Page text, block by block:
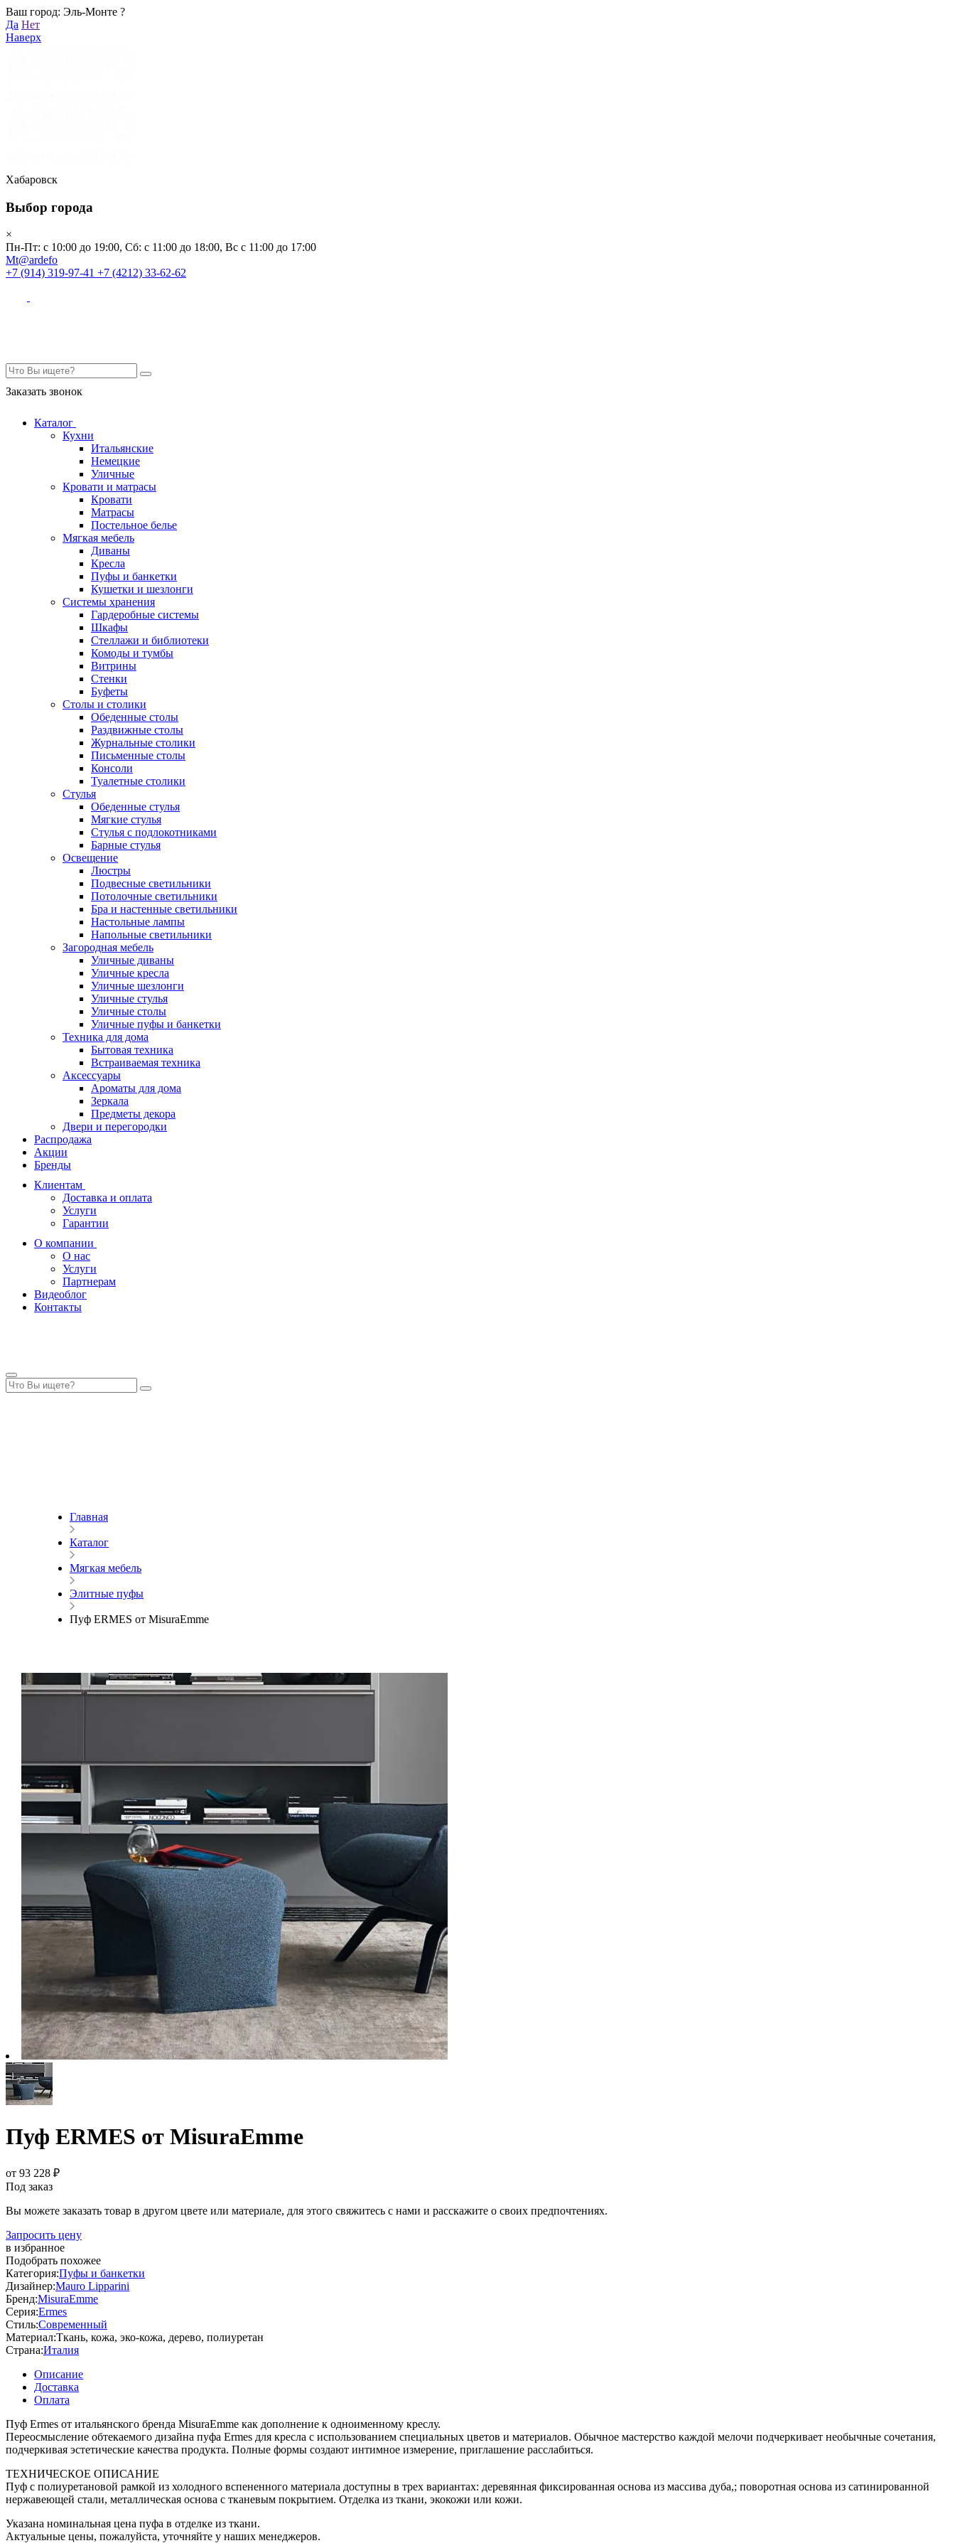
Ваш город: Эль-Монте ?
Да Нет
Наверх
Хабаровск
Выбор города
×
Пн-Пт: с 10:00 до 19:00, Сб: с 11:00 до 18:00, Вс с 11:00 до 17:00
Mt@ardefo
+7 (914) 319-97-41 +7 (4212) 33-62-62
Заказать звонок
Каталог
Кухни
Итальянские
Немецкие
Уличные
Кровати и матрасы
Кровати
Матрасы
Постельное белье
Мягкая мебель
Диваны
Кресла
Пуфы и банкетки
Кушетки и шезлонги
Системы хранения
Гардеробные системы
Шкафы
Стеллажи и библиотеки
Комоды и тумбы
Витрины
Стенки
Буфеты
Столы и столики
Обеденные столы
Раздвижные столы
Журнальные столики
Письменные столы
Консоли
Туалетные столики
Стулья
Обеденные стулья
Мягкие стулья
Стулья с подлокотниками
Барные стулья
Освещение
Люстры
Подвесные светильники
Потолочные светильники
Бра и настенные светильники
Настольные лампы
Напольные светильники
Загородная мебель
Уличные диваны
Уличные кресла
Уличные шезлонги
Уличные стулья
Уличные столы
Уличные пуфы и банкетки
Техника для дома
Бытовая техника
Встраиваемая техника
Аксессуары
Ароматы для дома
Зеркала
Предметы декора
Двери и перегородки
Распродажа
Акции
Бренды
Клиентам
Доставка и оплата
Услуги
Гарантии
О компании
О нас
Услуги
Партнерам
Видеоблог
Контакты
Главная
Каталог
Мягкая мебель
Элитные пуфы
Пуф ERMES от MisuraEmme
Пуф ERMES от MisuraEmme
от 93 228 ₽
Под заказ
Вы можете заказать товар в другом цвете или материале, для этого свяжитесь с нами и расскажите о своих предпочтениях.
Запросить цену
в избранное
Подобрать похожее
Категория:Пуфы и банкетки
Дизайнер:Mauro Lipparini
Бренд:MisuraEmme
Серия:Ermes
Стиль:Современный
Материал:Ткань, кожа, эко-кожа, дерево, полиуретан
Страна:Италия
Описание
Доставка
Оплата
Пуф Ermes от итальянского бренда MisuraEmme как дополнение к одноименному креслу.
Переосмысление обтекаемого дизайна пуфа Ermes для кресла с использованием специальных цветов и материалов. Обычное мастерство каждой мелочи подчеркивает необычные сочетания,
подчеркивая эстетические качества продукта. Полные формы создают интимное измерение, приглашение расслабиться.
ТЕХНИЧЕСКОЕ ОПИСАНИЕ
Пуф с полиуретановой рамкой из холодного вспененного материала доступны в трех вариантах: деревянная фиксированная основа из массива дуба,; поворотная основа из сатинированной
нержавеющей стали, металлическая основа с тканевым покрытием. Отделка из ткани, экокожи или кожи.
Указана номинальная цена пуфа в отделке из ткани.
Актуальные цены, пожалуйста, уточняйте у наших менеджеров.
Бренды
Клиентам
О компании
Хабаровск
Пн-Пт: с 10:00 до 19:00, Сб: с 11:00 до 18:00, Вс с 11:00 до 17:00
Mt@ardefo